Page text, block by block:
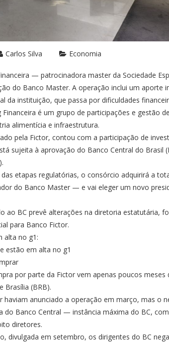
Carlos Silva Economia
— patrocinadora master da Sociedade
do Banco Master. A operação inclui um aporte
da instituição, que passa por dificuldades
é um grupo de participações e gestão
alimentícia e infraestrutura.
pela Fictor, contou com a participação de
sujeita à aprovação do Banco Central do Brasil
etapas regulatórias, o consórcio adquirirá a
do Banco Master — e vai eleger um novo
ao BC prevê alterações na diretoria estatutária,
para Banco Fictor.
alta no g1:
estão em alta no g1
por parte da Fictor vem apenas poucos
Brasília (BRB).
haviam anunciado a operação em março, mas o
do Banco Central — instância máxima do BC,
diretores.
divulgada em setembro, os dirigentes do BC